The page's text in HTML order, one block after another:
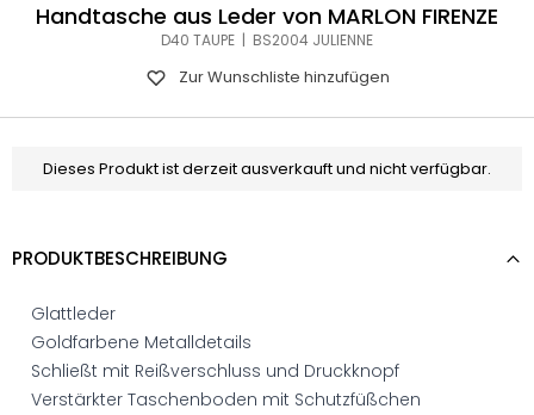
Handtasche aus Leder von MARLON FIRENZE
D40 TAUPE | BS2004 JULIENNE
Zur Wunschliste hinzufügen
Dieses Produkt ist derzeit ausverkauft und nicht verfügbar.
PRODUKTBESCHREIBUNG
Glattleder
Goldfarbene Metalldetails
Schließt mit Reißverschluss und Druckknopf
Verstärkter Taschenboden mit Schutzfüßchen